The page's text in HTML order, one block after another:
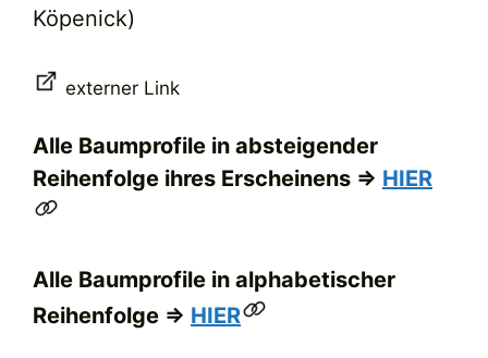
Köpenick)
externer Link
Alle Baumprofile in absteigender
Reihenfolge ihres Erscheinens => HIER
Alle Baumprofile in alphabetischer
Reihenfolge => HIER